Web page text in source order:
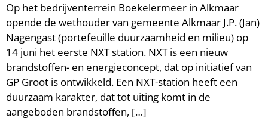
Op het bedrijventerrein Boekelermeer in Alkmaar
opende de wethouder van gemeente Alkmaar J.P. (Jan)
Nagengast (portefeuille duurzaamheid en milieu) op
14 juni het eerste NXT station. NXT is een nieuw
brandstoffen- en energieconcept, dat op initiatief van
GP Groot is ontwikkeld. Een NXT-station heeft een
duurzaam karakter, dat tot uiting komt in de
aangeboden brandstoffen, […]